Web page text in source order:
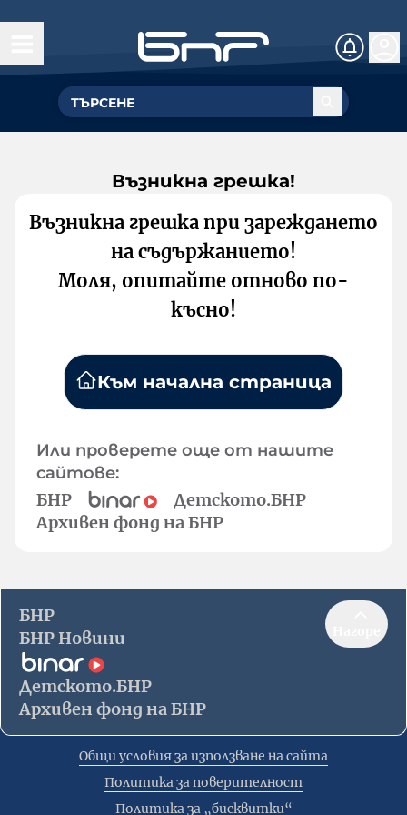
Възникна грешка!
Възникна грешка при зареждането
на съдържанието!
Моля, опитайте отново по-
късно!
Към начална страница
Или проверете още от нашите
сайтове:
БНР
Детското.БНР
Архивен фонд на БНР
БНР
БНР Новини
Детското.БНР
Архивен фонд на БНР
Общи условия за използване на сайта
Политика за поверителност
Политика за „бисквитки“